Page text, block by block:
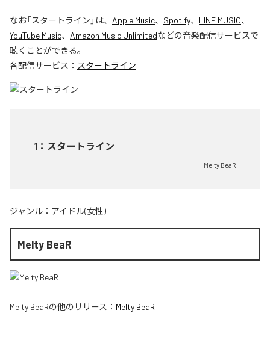
なお「スタートライン 」は、 Apple Music、 Spotify、 LINE MUSIC、
YouTube Music、 Amazon Music Unlimitedなどの音楽配信サービスで
聴くことができる。
各配信サービス： スタートライン
1 ： スタートライン
Melty BeaR
ジャンル： アイドル(女性)
Melty BeaR
Melty BeaRの他のリリース： Melty BeaR